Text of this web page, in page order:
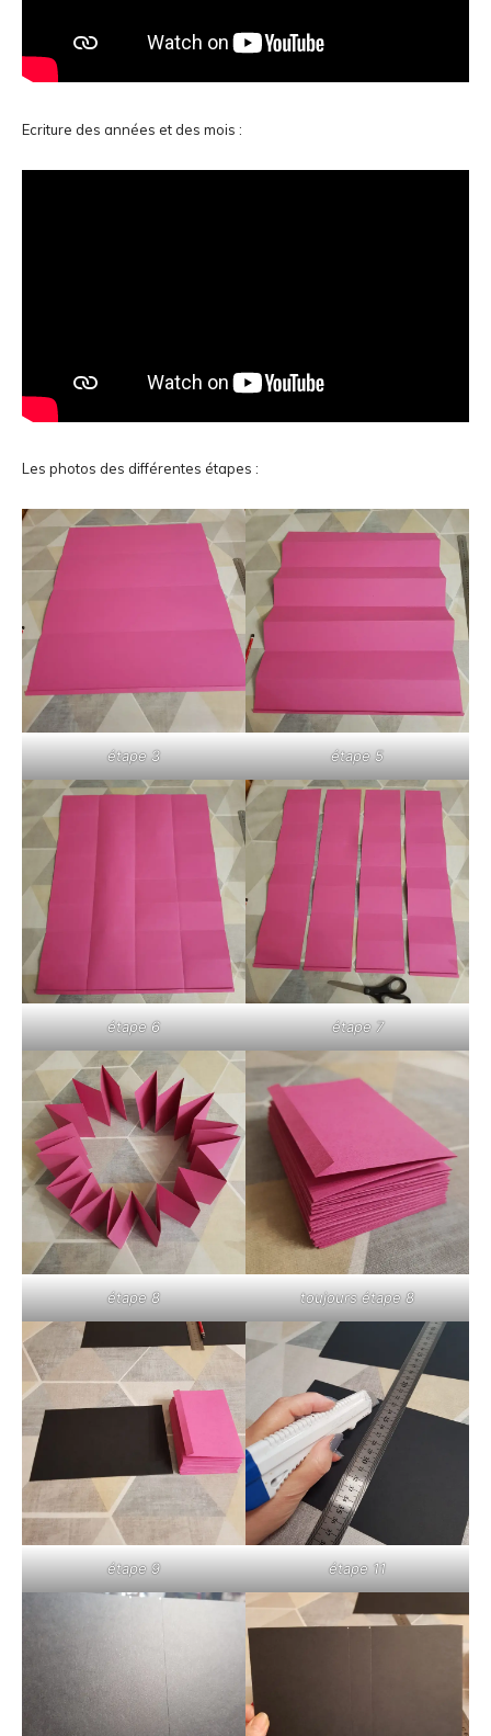
Ecriture des années et des mois :
Les photos des différentes étapes :
étape 3 étape 5
étape 6 étape 7
étape 8 toujours étape 8
étape 9 étape 11